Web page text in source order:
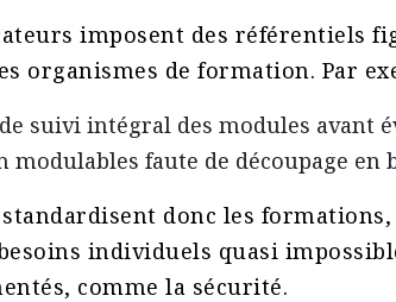
imposent des référentiels
organismes de formation. Par
suivi intégral des modules avant
modulables faute de découpage en
donc les
individuels quasi
comme la sécurité​.